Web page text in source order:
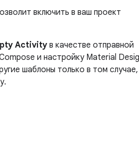
включить в ваш проект
Activity в качестве отправной
и настройку Material
шаблоны только в том случае,